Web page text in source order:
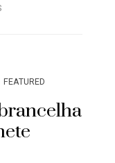
FEATURED